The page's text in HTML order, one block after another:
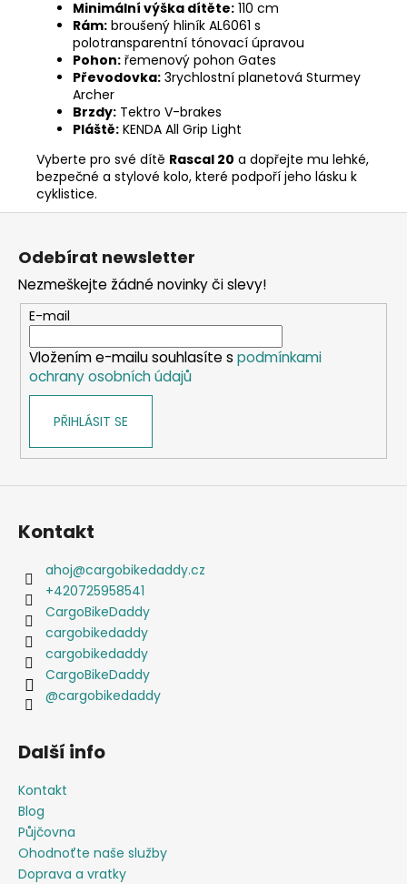
Minimální výška dítěte: 110 cm
Rám: broušený hliník AL6061 s
polotransparentní tónovací úpravou
Pohon: řemenový pohon Gates
Převodovka: 3rychlostní planetová Sturmey
Archer
Brzdy: Tektro V-brakes
Pláště: KENDA All Grip Light
Vyberte pro své dítě Rascal 20 a dopřejte mu lehké,
bezpečné a stylové kolo, které podpoří jeho lásku k
cyklistice.
Z
Odebírat newsletter
Nezmeškejte žádné novinky či slevy!
E-mail
Vložením e-mailu souhlasíte s podmínkami
ochrany osobních údajů
PŘIHLÁSIT SE
Kontakt
ahoj@cargobikedaddy.cz
+420725958541
CargoBikeDaddy
cargobikedaddy
cargobikedaddy
CargoBikeDaddy
@cargobikedaddy
Další info
Kontakt
Blog
Půjčovna
Ohodnoťte naše služby
Doprava a vratky